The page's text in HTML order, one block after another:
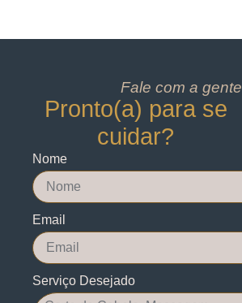
Fale com a gente
Pronto(a) para se
cuidar?
Nome
Email
Serviço Desejado